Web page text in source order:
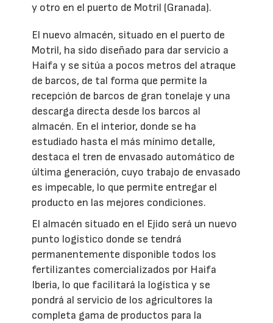
y otro en el puerto de Motril (Granada).
El nuevo almacén, situado en el puerto de
Motril, ha sido diseñado para dar servicio a
Haifa y se sitúa a pocos metros del atraque
de barcos, de tal forma que permite la
recepción de barcos de gran tonelaje y una
descarga directa desde los barcos al
almacén. En el interior, donde se ha
estudiado hasta el más mínimo detalle,
destaca el tren de envasado automático de
última generación, cuyo trabajo de envasado
es impecable, lo que permite entregar el
producto en las mejores condiciones.
El almacén situado en el Ejido será un nuevo
punto logístico donde se tendrá
permanentemente disponible todos los
fertilizantes comercializados por Haifa
Iberia, lo que facilitará la logística y se
pondrá al servicio de los agricultores la
completa gama de productos para la